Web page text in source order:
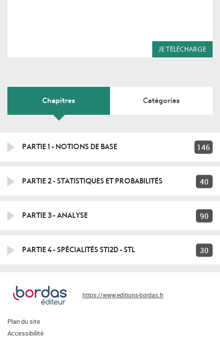
JE TÉLÉCHARGE
Chapitres Catégories
PARTIE 1 - NOTIONS DE BASE 146
PARTIE 2 - STATISTIQUES ET PROBABILITÉS 40
PARTIE 3 - ANALYSE 90
PARTIE 4 - SPÉCIALITÉS STI2D - STL 30
https://www.editions-bordas.fr
Plan du site
Accessibilité